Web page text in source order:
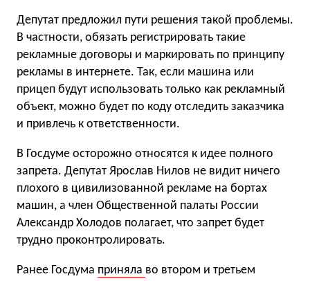
Депутат предложил пути решения такой проблемы.
В частности, обязать регистрировать такие
рекламные договоры и маркировать по принципу
рекламы в интернете. Так, если машина или
прицеп будут использовать только как рекламный
объект, можно будет по коду отследить заказчика
и привлечь к ответственности.
В Госдуме осторожно относятся к идее полного
запрета. Депутат Ярослав Нилов не видит ничего
плохого в цивилизованной рекламе на бортах
машин, а член Общественной палаты России
Александр Холодов полагает, что запрет будет
трудно проконтролировать.
Ранее Госдума приняла во втором и третьем